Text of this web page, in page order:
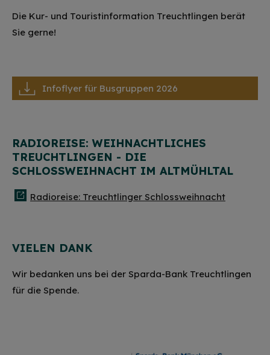
Die Kur- und Touristinformation Treuchtlingen berät
Sie gerne!
Infoflyer für Busgruppen 2026
RADIOREISE: WEIHNACHTLICHES
TREUCHTLINGEN - DIE
SCHLOSSWEIHNACHT IM ALTMÜHLTAL
Radioreise: Treuchtlinger Schlossweihnacht
VIELEN DANK
Wir bedanken uns bei der Sparda-Bank Treuchtlingen
für die Spende.